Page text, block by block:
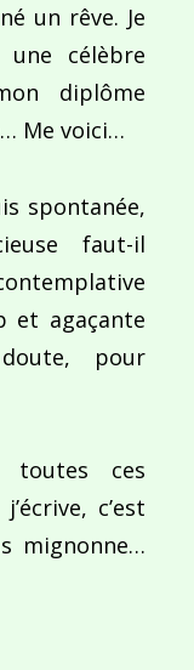
un rêve. Je
célèbre
diplôme
Me voici…
spontanée,
faut-il
et agaçante
pour
toutes ces
c’est
mignonne…